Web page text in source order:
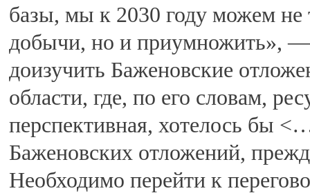
базы, мы к 2030 году можем не
добычи, но и приумножить», —
доизучить Баженовские
области, где, по его словам,
перспективная, хотелось бы
Баженовских отложений,
Необходимо перейти к